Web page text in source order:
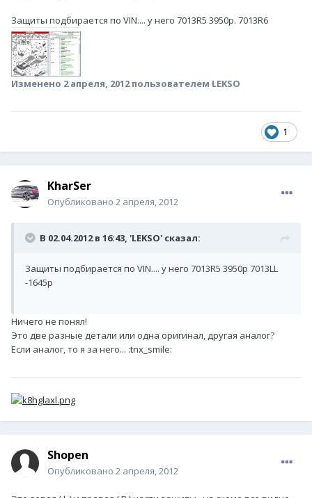
Защиты подбирается по VIN.... у него 7013R5 3950р. 7013R6
Изменено 2 апреля, 2012пользователем LEKSO
1
KharSer
Опубликовано 2 апреля, 2012
В 02.04.2012 в 16:43, 'LEKSO' сказал:
Защиты подбирается по VIN.... у него 7013R5 3950р 7013LL
-1645р
Ничего не понял!
Это две разные детали или одна оригинал, другая аналог?
Если аналог, то я за него... :tnx_smile:
Shopen
Опубликовано 2 апреля, 2012